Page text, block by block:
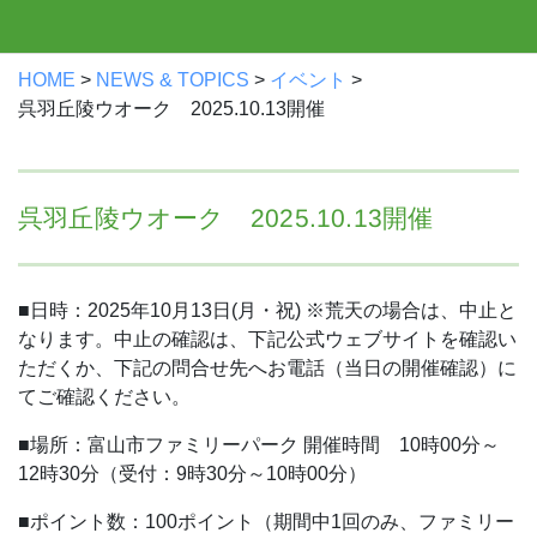
HOME > NEWS & TOPICS > イベント >
呉羽丘陵ウオーク 2025.10.13開催
呉羽丘陵ウオーク 2025.10.13開催
■日時：2025年10月13日(月・祝) ※荒天の場合は、中止と
なります。中止の確認は、下記公式ウェブサイトを確認い
ただくか、下記の問合せ先へお電話（当日の開催確認）に
てご確認ください。
■場所：富山市ファミリーパーク 開催時間 10時00分～
12時30分（受付：9時30分～10時00分）
■ポイント数：100ポイント（期間中1回のみ、ファミリー